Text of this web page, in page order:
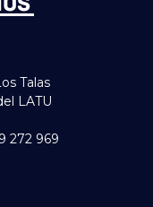
Talas
LATU
272 969